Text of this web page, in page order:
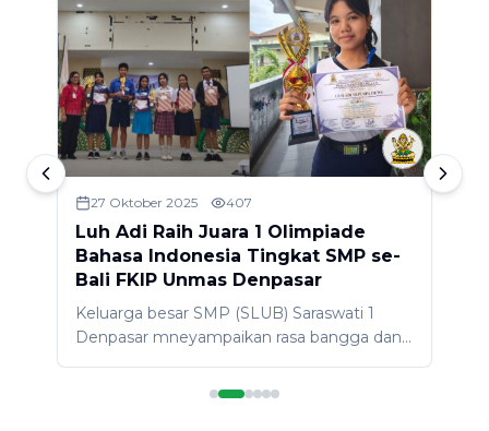
27 Oktober 2025 407
Luh Adi Raih Juara 1 Olimpiade
Bahasa Indonesia Tingkat SMP se-
Bali FKIP Unmas Denpasar
Keluarga besar SMP (SLUB) Saraswati 1
Denpasar mneyampaikan rasa bangga dan
Adi Sepuspa Dewi (kelas 8Bil) atas